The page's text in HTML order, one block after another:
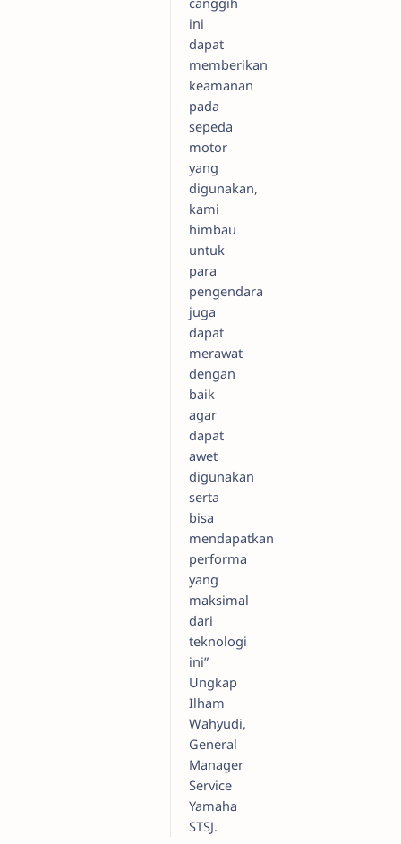
ini
dapat
memberikan
keamanan
pada
sepeda
motor
yang
digunakan,
kami
himbau
untuk
para
pengendara
juga
dapat
merawat
dengan
baik
agar
dapat
awet
digunakan
serta
bisa
mendapatkan
performa
yang
maksimal
dari
teknologi
ini”
Ungkap
Ilham
Wahyudi,
General
Manager
Service
Yamaha
STSJ.